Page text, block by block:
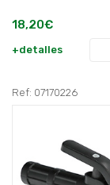
18,20€
+detalles
Ref: 07170226